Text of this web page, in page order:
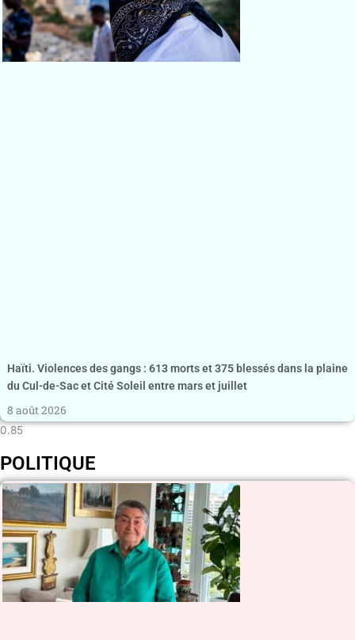
Haïti. Violences des gangs : 613 morts et 375 blessés dans la plaine
du Cul-de-Sac et Cité Soleil entre mars et juillet
8 août 2026
POLITIQUE